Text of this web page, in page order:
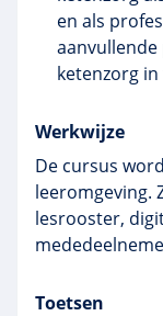
en als
ketenzorg
Werkwijze
De cursus
leeromgeving.
lesrooster,
Toetsen